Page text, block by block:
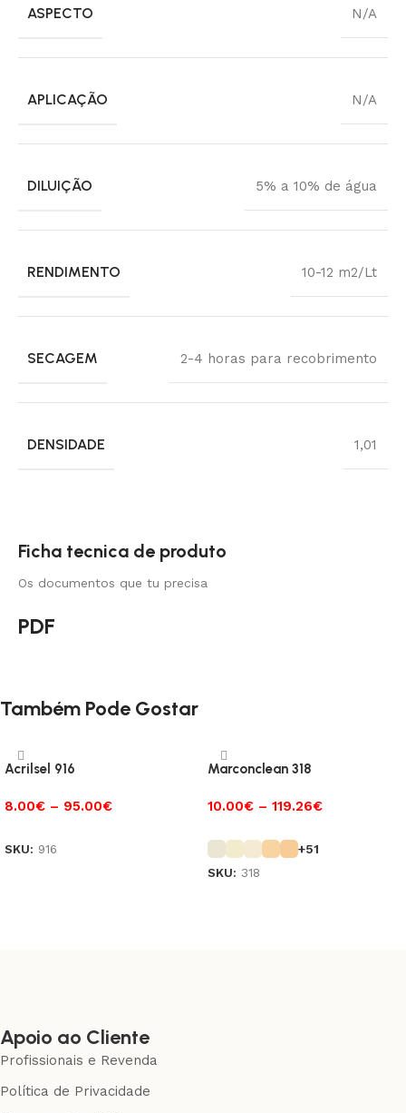
Ficha tecnica de produto
Os documentos que tu precisa
PDF
ASPECTO N/A
APLICAÇÃO N/A
DILUIÇÃO 5% a 10% de água
RENDIMENTO 10-12 m2/Lt
SECAGEM 2-4 horas para recobrimento
DENSIDADE 1,01
Também Pode Gostar
Acrilsel 916
8.00€ – 95.00€
SKU: 916
Marconclean 318
10.00€ – 119.26€
+51
SKU: 318
Apoio ao Cliente
Profissionais e Revenda
Política de Privacidade